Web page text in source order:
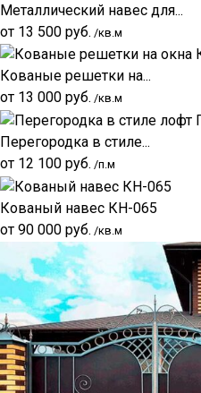
Металлический навес для...
от 13 500 руб. /кв.м
Кованые решетки на...
от 13 000 руб. /кв.м
Перегородка в стиле...
от 12 100 руб. /п.м
Кованый навес КН-065
от 90 000 руб. /кв.м